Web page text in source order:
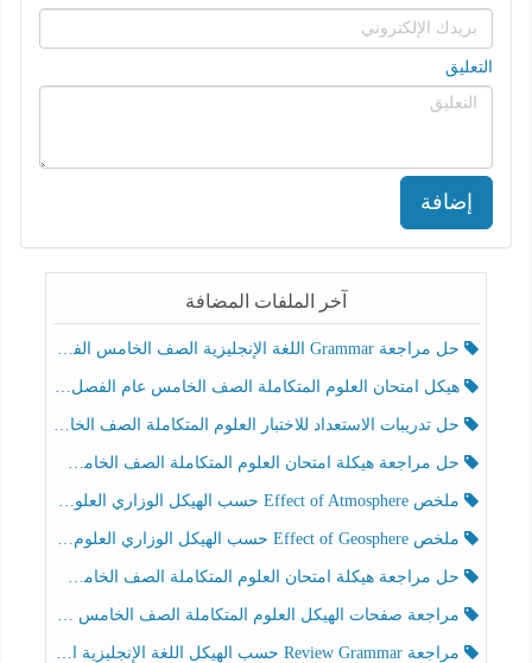
التعليق
إضافة
آخر الملفات المضافة
حل مراجعة Grammar اللغة الإنجليزية الصف الخامس الفصل الثالث
هيكل امتحان العلوم المتكاملة الصف الخامس عام الفصل الدراسي الثالث 2025-2026
حل تدريبات الاستعداد للاختبار العلوم المتكاملة الصف الخامس عام الفصل الثالث
حل مراجعة هيكلة امتحان العلوم المتكاملة الصف الخامس انسبير الفصل الثالث
ملخص Effect of Atmosphere حسب الهيكل الوزاري العلوم المتكاملة الصف الخامس انسبير الفصل الثالث
ملخص Effect of Geosphere حسب الهيكل الوزاري العلوم المتكاملة الصف الخامس انسبير الفصل الثالث
حل مراجعة هيكلة امتحان العلوم المتكاملة الصف الخامس عام الفصل الثالث
مراجعة صفحات الهيكل العلوم المتكاملة الصف الخامس انسبير الفصل الثالث
مراجعة Review Grammar حسب الهيكل اللغة الإنجليزية الصف الخامس الفصل الثالث